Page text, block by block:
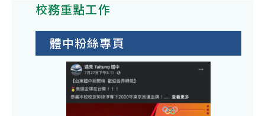
校務重點工作
體中粉絲專頁